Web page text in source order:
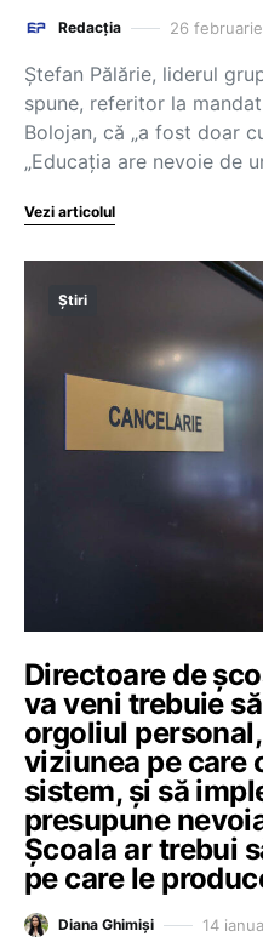
Redacția 26
Ștefan Pălărie, liderul
spune, referitor la
Bolojan, că „a fost doar
„Educația are nevoie de
Vezi articolul
Știri
Directoare de
va veni trebuie
orgoliul
viziunea pe care
sistem, și să
presupune
Școala ar trebui
pe care le
Diana Ghimiși 14